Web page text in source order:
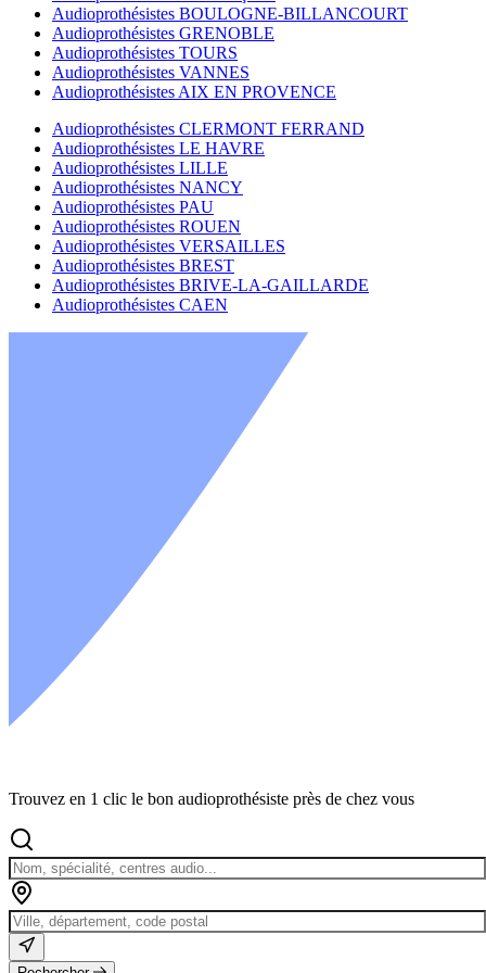
Audioprothésistes BOULOGNE-BILLANCOURT
Audioprothésistes GRENOBLE
Audioprothésistes TOURS
Audioprothésistes VANNES
Audioprothésistes AIX EN PROVENCE
Audioprothésistes CLERMONT FERRAND
Audioprothésistes LE HAVRE
Audioprothésistes LILLE
Audioprothésistes NANCY
Audioprothésistes PAU
Audioprothésistes ROUEN
Audioprothésistes VERSAILLES
Audioprothésistes BREST
Audioprothésistes BRIVE-LA-GAILLARDE
Audioprothésistes CAEN
Trouvez en 1 clic le bon audioprothésiste près de chez vous